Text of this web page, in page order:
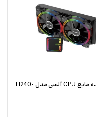
خنک کننده مایع CPU آلسی مدل H240-